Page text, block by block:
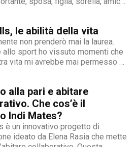
un attimo per me, per fermarmi e
le abilità della vita
non prenderò mai la laurea.
allo sport ho vissuto momenti che
vita mi avrebbe mai permesso di
alla pari e abitare
Che cos’è il
Indi Mates?
è un innovativo progetto di
ideato da Elena Rasia che mette